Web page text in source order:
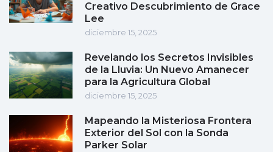
Creativo Descubrimiento de Grace
Lee
diciembre 15, 2025
Revelando los Secretos Invisibles
de la Lluvia: Un Nuevo Amanecer
para la Agricultura Global
diciembre 15, 2025
Mapeando la Misteriosa Frontera
Exterior del Sol con la Sonda
Parker Solar